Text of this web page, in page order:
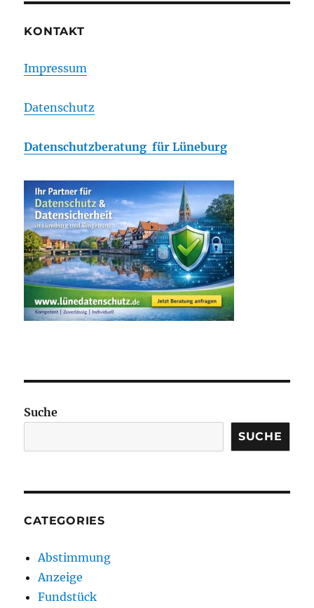
KONTAKT
Impressum
Datenschutz
Datenschutzberatung für Lüneburg
Suche
SUCHE
CATEGORIES
Abstimmung
Anzeige
Fundstück